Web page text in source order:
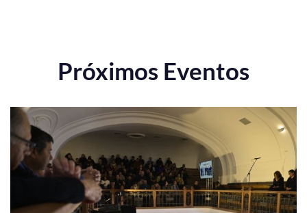
Próximos Eventos